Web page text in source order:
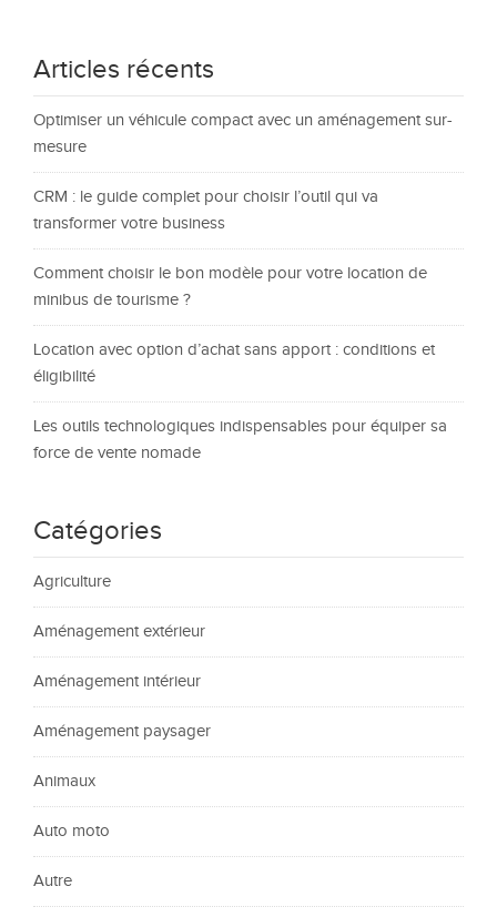
Articles récents
Optimiser un véhicule compact avec un aménagement sur-
mesure
CRM : le guide complet pour choisir l’outil qui va
transformer votre business
Comment choisir le bon modèle pour votre location de
minibus de tourisme ?
Location avec option d’achat sans apport : conditions et
éligibilité
Les outils technologiques indispensables pour équiper sa
force de vente nomade
Catégories
Agriculture
Aménagement extérieur
Aménagement intérieur
Aménagement paysager
Animaux
Auto moto
Autre